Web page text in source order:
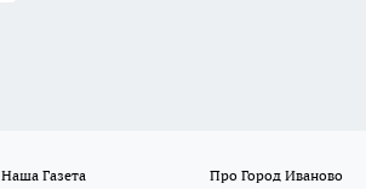
Наша Газета
Про Город Иваново